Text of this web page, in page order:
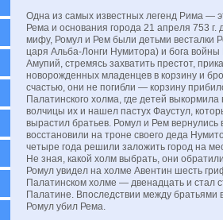
Одна из самых известных легенд Рима —
Рема и основания города 21 апреля 753 г.
мифу, Ромул и Рем были детьми весталки
царя Альба-Лонги Нумитора) и бога
Амупий, стремясь захватить престот,
новорожденных младенцев в корзину и
счастью, они не погибли — корзину
Палатинского холма, где детей
волчицы их и нашел пастух Фаустул,
вырастил братьев. Ромул и Рем вернулись
восстановили на троне своего деда
четыре года решили заложить город на
Не зная, какой холм выбрать, они
Ромул увидел на холме Авентин шесть
Палатинском холме — двенадцать и стал
Палатине. Впоследствии между братьями
Ромул убил Рема.